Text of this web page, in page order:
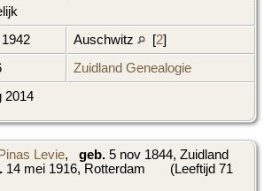
Auschwitz [2]
Zuidland Genealogie
2014
Levie, geb. 5 nov 1844, Zuidland
14 mei 1916, Rotterdam
(Leeftijd 71